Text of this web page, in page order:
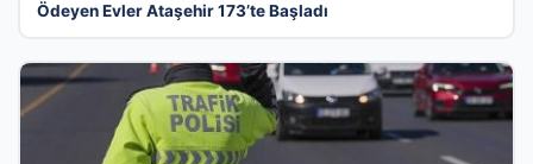
Ödeyen Evler Ataşehir 173’te Başladı